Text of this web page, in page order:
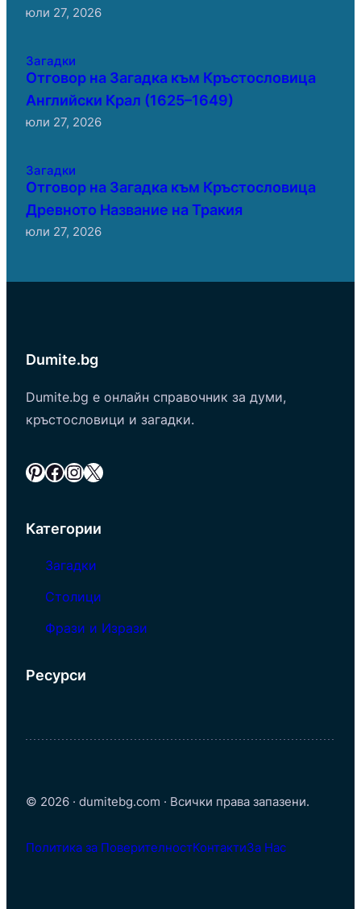
юли 27, 2026
Загадки
Отговор на Загадка към Кръстословица
Английски Крал (1625–1649)
юли 27, 2026
Загадки
Отговор на Загадка към Кръстословица
Древното Название на Тракия
юли 27, 2026
Dumite.bg
Dumite.bg е онлайн справочник за думи,
кръстословици и загадки.
Pinterest Facebook InstagramX
Категории
Загадки
Столици
Фрази и Изрази
Ресурси
© 2026 · dumitebg.com · Всички права запазени.
Политика за ПоверителностКонтактиЗа Нас